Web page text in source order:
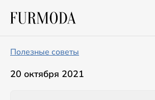
Полезные советы
20 октября 2021